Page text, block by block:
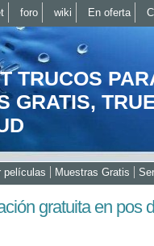
TRUCOS
GRATIS,
películas Muestras Gratis
gratuita en pos
foro wiki En oferta